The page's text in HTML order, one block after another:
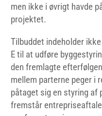
men ikke i øvrigt havde
projektet.
Tilbuddet indeholder
E til at udføre
den fremlagte
mellem parterne peger i
påtaget sig en styring af
fremstår